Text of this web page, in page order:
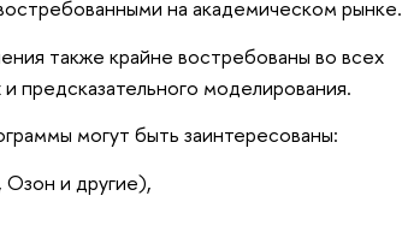
на академическом рынке.
также крайне востребованы во всех
предсказательного моделирования.
могут быть заинтересованы:
и другие),